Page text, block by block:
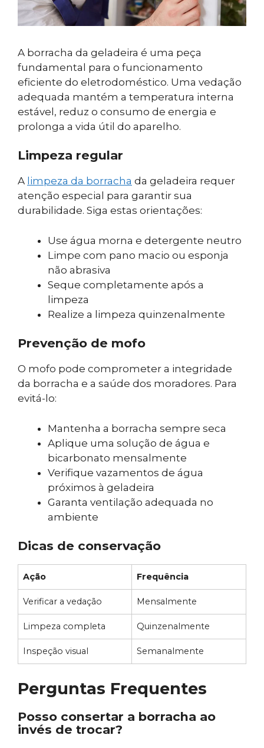
A borracha da geladeira é uma peça
fundamental para o funcionamento
eficiente do eletrodoméstico. Uma vedação
adequada mantém a temperatura interna
estável, reduz o consumo de energia e
prolonga a vida útil do aparelho.
Limpeza regular
A limpeza da borracha da geladeira requer
atenção especial para garantir sua
durabilidade. Siga estas orientações:
Use água morna e detergente neutro
Limpe com pano macio ou esponja
não abrasiva
Seque completamente após a
limpeza
Realize a limpeza quinzenalmente
Prevenção de mofo
O mofo pode comprometer a integridade
da borracha e a saúde dos moradores. Para
evitá-lo:
Mantenha a borracha sempre seca
Aplique uma solução de água e
bicarbonato mensalmente
Verifique vazamentos de água
próximos à geladeira
Garanta ventilação adequada no
ambiente
Dicas de conservação
Ação Frequência
Verificar a vedação Mensalmente
Limpeza completa Quinzenalmente
Inspeção visual Semanalmente
Perguntas Frequentes
Posso consertar a borracha ao
invés de trocar?